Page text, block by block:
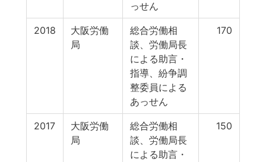
っせん
2018
大阪労働
局
総合労働相
談、労働局長
による助言・
指導、紛争調
整委員による
あっせん
170
2017
大阪労働
局
総合労働相
談、労働局長
による助言・
150